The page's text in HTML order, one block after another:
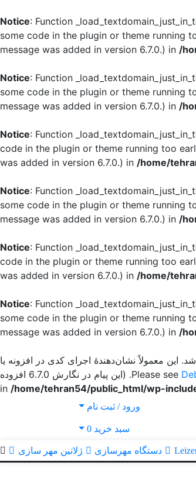
Notice: Function
some code in the plugin or theme running
message was added in version 6.7.0.) in /
Notice: Function
some code in the plugin or theme running
message was added in version 6.7.0.) in /
Notice: Function
code in the plugin or theme running too
was added in version 6.7.0.) in /home/
Notice: Function
some code in the plugin or theme running
message was added in version 6.7.0.) in /
Notice: Function
code in the plugin or theme running too
was added in version 6.7.0.) in /home/
Notice: Function
some code in the plugin or theme running
message was added in version 6.7.0.) in /
این معمولاً نشان‌دهندهٔ اجرای کدی در افزونه یا
for more information. (این پیام در نگارش 6.7.0 افزوده
/home/tehran54/public_html/wp-
ورود / ثبت نام
سبد خرید0
دستگاه مهرسازی ژلاتین مهر سازی